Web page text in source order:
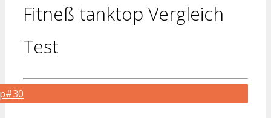
Fitneß tanktop Vergleich
Test